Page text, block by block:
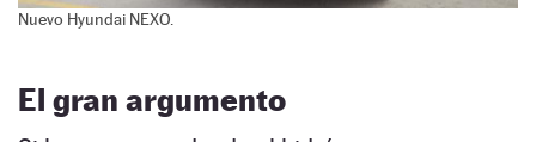
Nuevo Hyundai NEXO.
El gran argumento